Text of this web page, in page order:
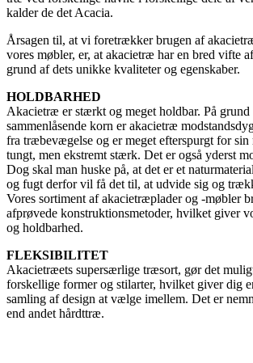
kalder de det Acacia.
Årsagen til, at vi foretrækker brugen af
vores møbler, er, at akacietræ har en bred vifte
grund af dets unikke kvaliteter og egenskaber.
HOLDBARHED
Akacietræ er stærkt og meget holdbar. På
sammenlåsende korn er akacietræ
fra træbevægelse og er meget efterspurgt for sin
tungt, men ekstremt stærk. Det er også yderst
Dog skal man huske på, at det er et
og fugt derfor vil få det til, at udvide sig og
Vores sortiment af akacietræplader og -møbler
afprøvede konstruktionsmetoder, hvilket giver
og holdbarhed.
FLEKSIBILITET
Akacietræets supersærlige træsort, gør det
forskellige former og stilarter, hvilket giver dig
samling af design at vælge imellem. Det er
end andet hårdttræ.